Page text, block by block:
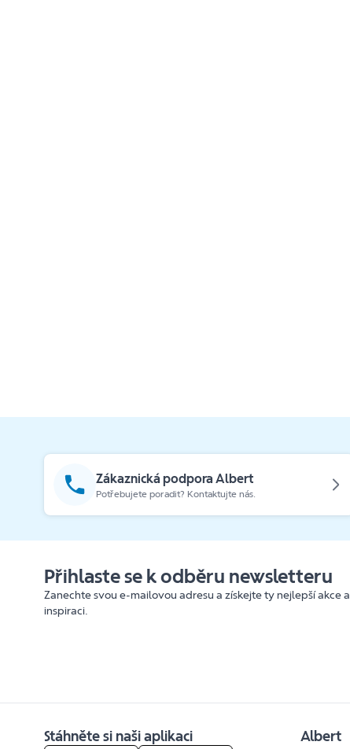
Zákaznická podpora Albert
Potřebujete poradit? Kontaktujte nás.
Přihlaste se k odběru newsletteru
Zanechte svou e-mailovou adresu a získejte ty nejlepší akce a
inspiraci.
Stáhněte si naši aplikaci Albert